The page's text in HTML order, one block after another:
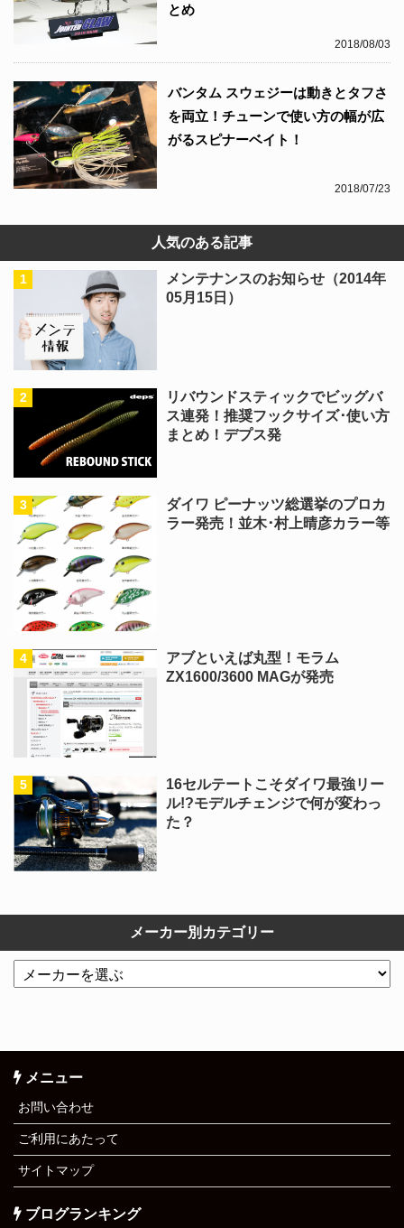
2018/08/03
とめ
2018/07/23
バンタム スウェジーは動きとタフさ
を両立！チューンで使い方の幅が広
がるスピナーベイト！
人気のある記事
メンテナンスのお知らせ（2014年
05月15日）
リバウンドスティックでビッグバ
ス連発！推奨フックサイズ･使い方
まとめ！デプス発
ダイワ ピーナッツ総選挙のプロカ
ラー発売！並木･村上晴彦カラー等
アブといえば丸型！モラム
ZX1600/3600 MAGが発売
16セルテートこそダイワ最強リー
ル!?モデルチェンジで何が変わっ
た？
メーカー別カテゴリー
メニュー
お問い合わせ
ご利用にあたって
サイトマップ
ブログランキング